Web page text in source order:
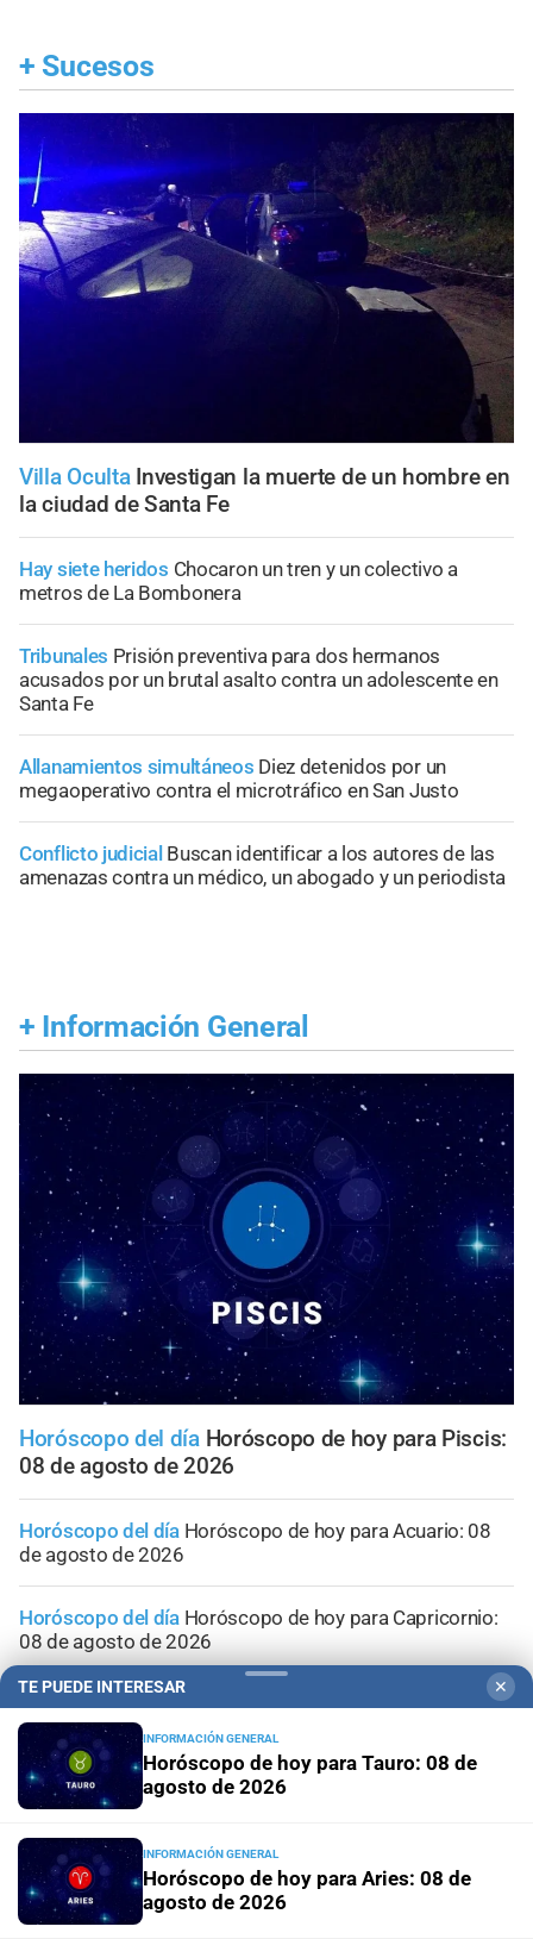
+ Sucesos
Villa Oculta Investigan la muerte de un hombre en
la ciudad de Santa Fe
Hay siete heridos Chocaron un tren y un colectivo a
metros de La Bombonera
Tribunales Prisión preventiva para dos hermanos
acusados por un brutal asalto contra un adolescente en
Santa Fe
Allanamientos simultáneos Diez detenidos por un
megaoperativo contra el microtráfico en San Justo
Conflicto judicial Buscan identificar a los autores de las
amenazas contra un médico, un abogado y un periodista
+ Información General
Horóscopo del día Horóscopo de hoy para Piscis:
08 de agosto de 2026
Horóscopo del día Horóscopo de hoy para Acuario: 08
de agosto de 2026
Horóscopo del día Horóscopo de hoy para Capricornio:
08 de agosto de 2026
Horóscopo del díaHoróscopo de hoy para Sagitario: 08
de agosto de 2026
Horóscopo del díaHoróscopo de hoy para Escorpio: 08
de agosto de 2026
TE PUEDE INTERESAR ✕
INFORMACIÓN GENERAL
Horóscopo de hoy para Tauro: 08 de
agosto de 2026
INFORMACIÓN GENERAL
Horóscopo de hoy para Aries: 08 de
agosto de 2026